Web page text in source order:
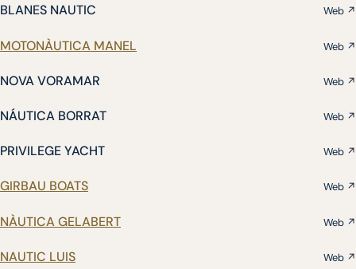
BLANES NAUTIC Web ↗
MOTONÀUTICA MANEL Web ↗
NOVA VORAMAR Web ↗
NÁUTICA BORRAT Web ↗
PRIVILEGE YACHT Web ↗
GIRBAU BOATS Web ↗
NÀUTICA GELABERT Web ↗
NAUTIC LUIS Web ↗